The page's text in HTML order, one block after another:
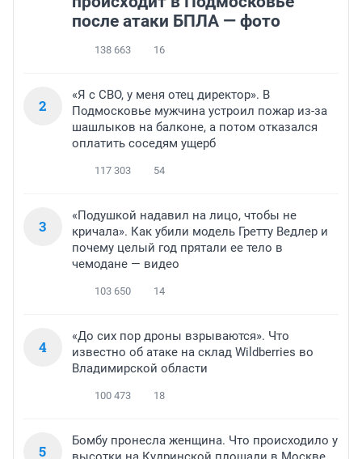
после атаки БПЛА — фото
138 663 16
2
«Я с СВО, у меня отец директор». В
Подмосковье мужчина устроил пожар из-за
шашлыков на балконе, а потом отказался
оплатить соседям ущерб
117 303 54
3
«Подушкой надавил на лицо, чтобы не
кричала». Как убили модель Гретту Ведлер и
почему целый год прятали ее тело в
чемодане — видео
103 650 14
4
«До сих пор дроны взрываются». Что
известно об атаке на склад Wildberries во
Владимирской области
100 473 18
5
Бомбу пронесла женщина. Что происходило у